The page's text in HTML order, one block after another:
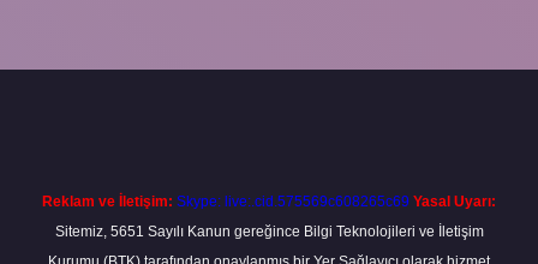
Reklam ve İletişim: Skype: live:.cid.575569c608265c69 Yasal Uyarı:
Sitemiz, 5651 Sayılı Kanun gereğince Bilgi Teknolojileri ve İletişim